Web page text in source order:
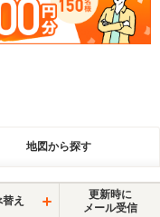
地図から探す
え
更新時に
メール受信